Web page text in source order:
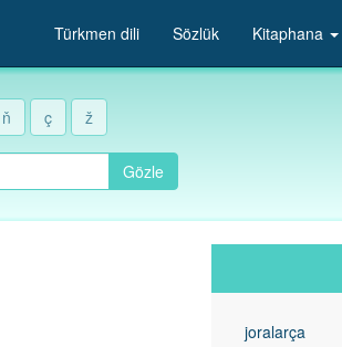
Türkmen dili Sözlük Kitaphana
ň ç ž
Gözle
joralarça